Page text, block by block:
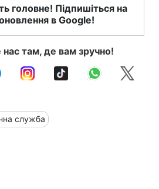
головне! Підпишіться на
в Google!
там, де вам зручно!
служба